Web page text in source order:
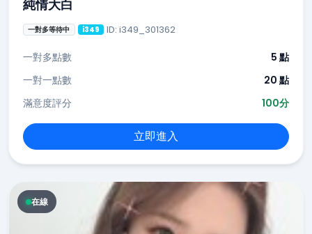
純情大白
一對多等待中 i349 ID: i349_301362
一對多點數
5 點
一對一點數
20 點
滿意度評分
100分
立即進入
在線